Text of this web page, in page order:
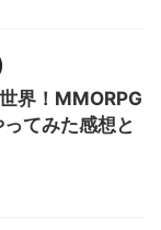
界！MMORPG
てみた感想と